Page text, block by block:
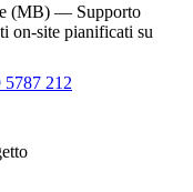
(MB) — Supporto
on-site pianificati su
5787 212